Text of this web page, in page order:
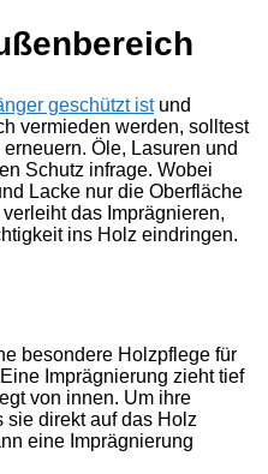
geschützt istund
vermieden werden, solltest
Öle, Lasuren und
Schutz infrage. Wobei
Lacke nur die Oberfläche
das Imprägnieren,
ins Holz eindringen.
besondere Holzpflege für
Imprägnierung zieht tief
von innen. Um ihre
sie direkt auf das Holz
eine Imprägnierung